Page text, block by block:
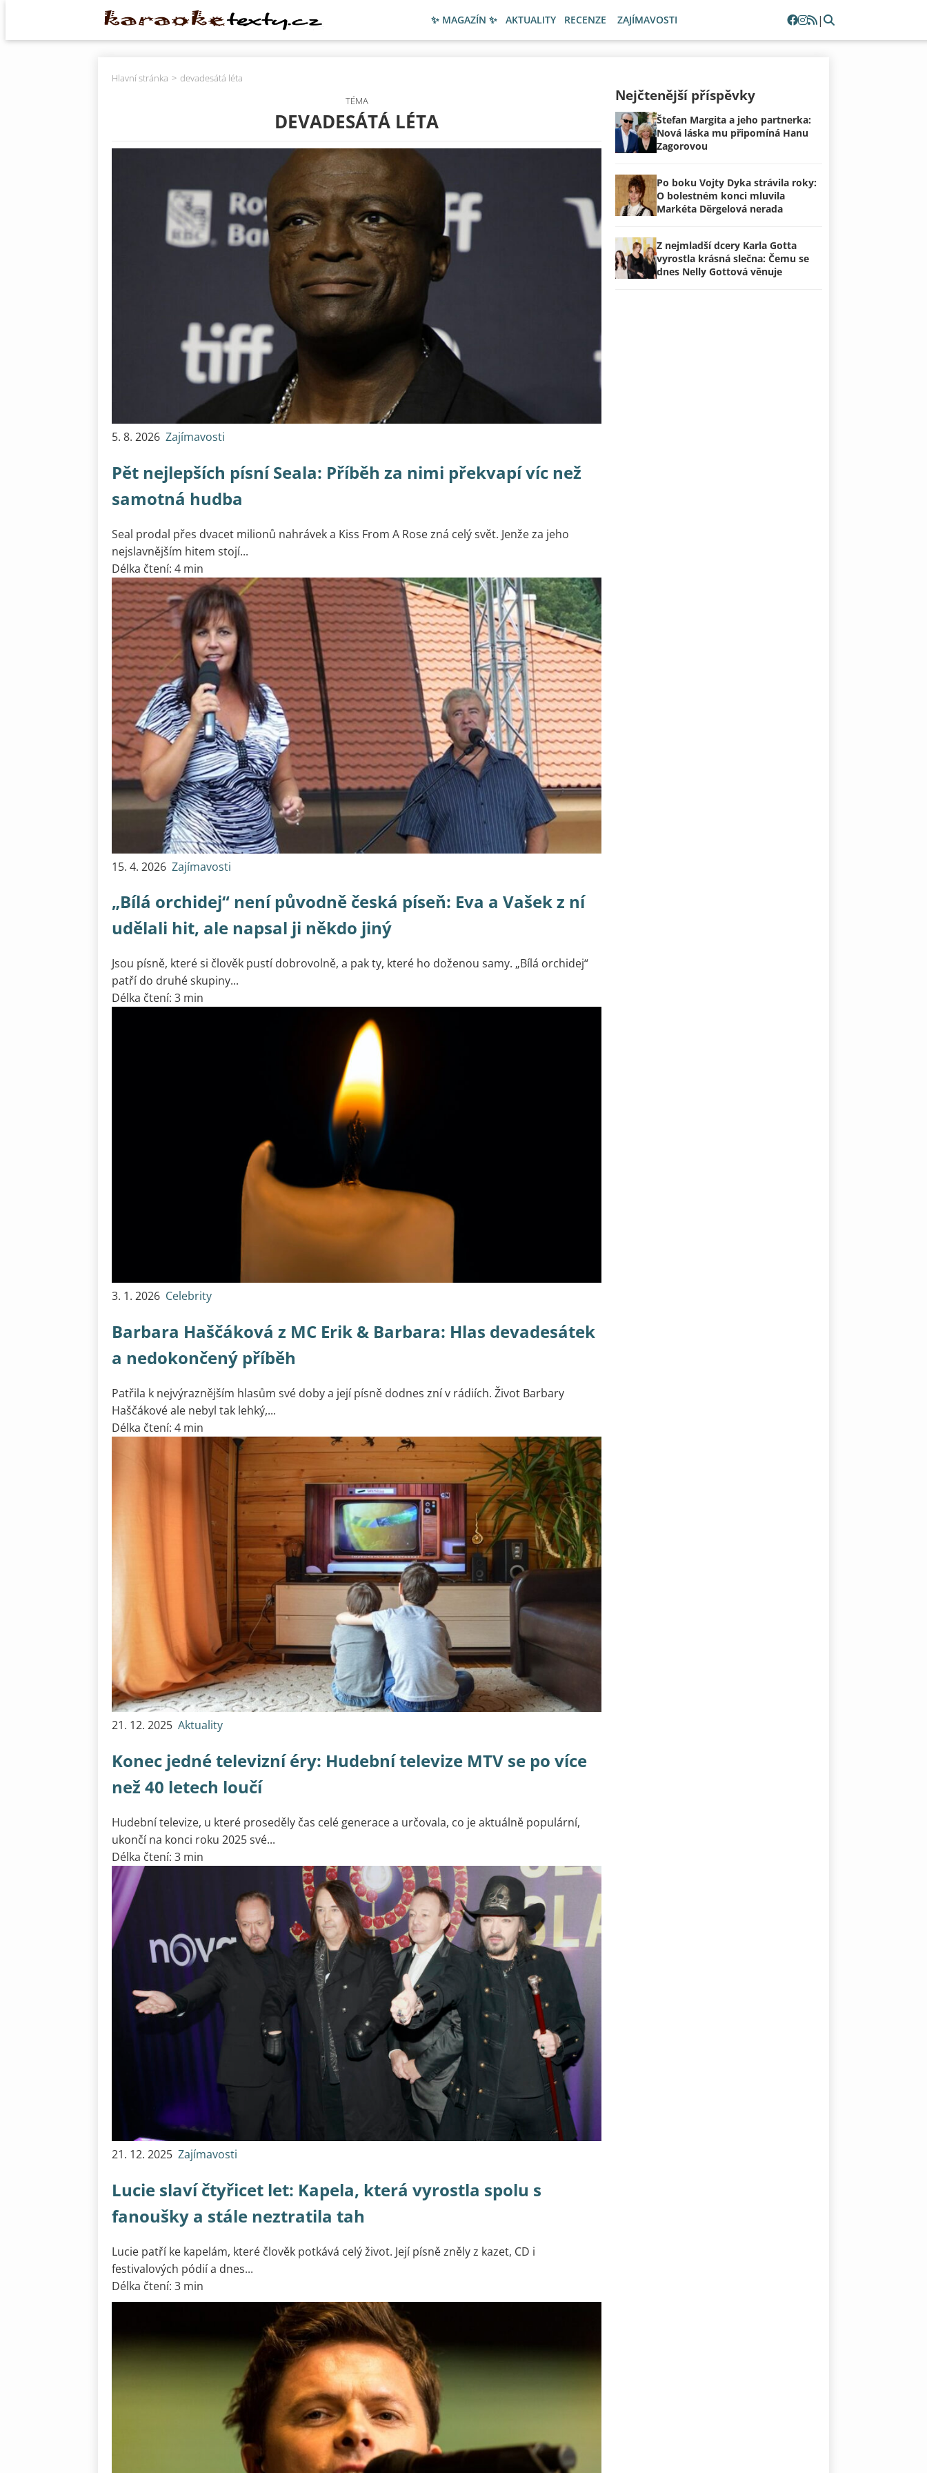
✨ MAGAZÍN ✨ AKTUALITY RECENZE ZAJÍMAVOSTI |
Hlavní stránka
devadesátá léta
TÉMA
DEVADESÁTÁ LÉTA
5. 8. 2026 Zajímavosti
Pět nejlepších písní Seala: Příběh za nimi překvapí víc než
samotná hudba
Seal prodal přes dvacet milionů nahrávek a Kiss From A Rose zná celý svět. Jenže za jeho
nejslavnějším hitem stojí...
Délka čtení: 4 min
15. 4. 2026 Zajímavosti
„Bílá orchidej“ není původně česká píseň: Eva a Vašek z ní
udělali hit, ale napsal ji někdo jiný
Jsou písně, které si člověk pustí dobrovolně, a pak ty, které ho doženou samy. „Bílá orchidej“
patří do druhé skupiny...
Délka čtení: 3 min
3. 1. 2026 Celebrity
Barbara Haščáková z MC Erik & Barbara: Hlas devadesátek
a nedokončený příběh
Patřila k nejvýraznějším hlasům své doby a její písně dodnes zní v rádiích. Život Barbary
Haščákové ale nebyl tak lehký,...
Délka čtení: 4 min
21. 12. 2025 Aktuality
Konec jedné televizní éry: Hudební televize MTV se po více
než 40 letech loučí
Hudební televize, u které proseděly čas celé generace a určovala, co je aktuálně populární,
ukončí na konci roku 2025 své...
Délka čtení: 3 min
21. 12. 2025 Zajímavosti
Lucie slaví čtyřicet let: Kapela, která vyrostla spolu s
fanoušky a stále neztratila tah
Lucie patří ke kapelám, které člověk potkává celý život. Její písně zněly z kazet, CD i
festivalových pódií a dnes...
Délka čtení: 3 min
Nejčtenější příspěvky
Štefan Margita a jeho partnerka:
Nová láska mu připomíná Hanu
Zagorovou
Po boku Vojty Dyka strávila roky:
O bolestném konci mluvila
Markéta Děrgelová nerada
Z nejmladší dcery Karla Gotta
vyrostla krásná slečna: Čemu se
dnes Nelly Gottová věnuje